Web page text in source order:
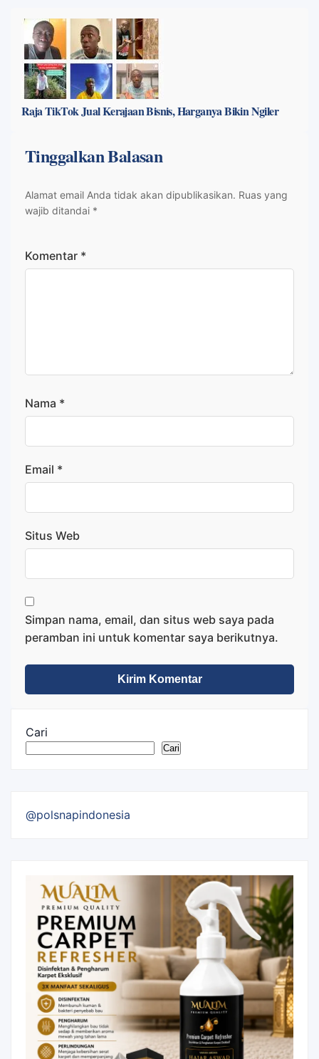
Raja TikTok Jual Kerajaan Bisnis, Harganya Bikin Ngiler
Tinggalkan Balasan
Alamat email Anda tidak akan dipublikasikan. Ruas yang
wajib ditandai *
Komentar *
Nama *
Email *
Situs Web
Simpan nama, email, dan situs web saya pada
peramban ini untuk komentar saya berikutnya.
Cari
Cari
@polsnapindonesia